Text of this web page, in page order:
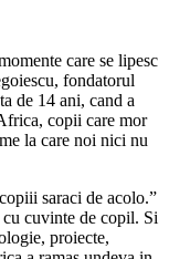
care se lipesc
fondatorul
de 14 ani, cand a
copii care mor
la care noi nici nu
saraci de acolo.”
cuvinte de copil. Si
proiecte,